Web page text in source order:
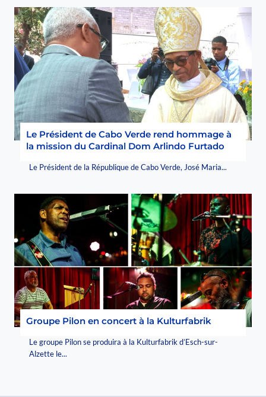
Le Président de Cabo Verde rend hommage à
la mission du Cardinal Dom Arlindo Furtado
Le Président de la République de Cabo Verde, José Maria...
Groupe Pilon en concert à la Kulturfabrik
Le groupe Pilon se produira à la Kulturfabrik d’Esch-sur-
Alzette le...